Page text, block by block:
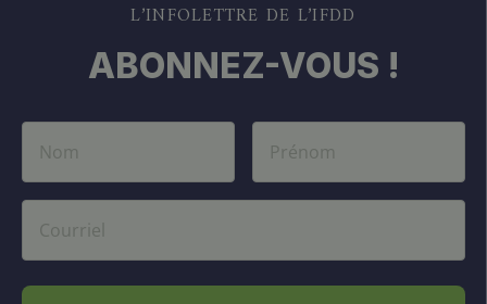
L’INFOLETTRE DE L’IFDD
ABONNEZ-VOUS !